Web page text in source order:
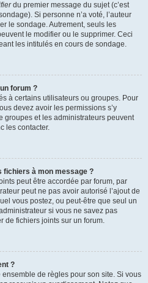
du premier message du sujet (c’est
Si personne n’a voté, l’auteur
le sondage. Autrement, seuls les
le modifier ou le supprimer. Ceci
les intitulés en cours de sondage.
forum ?
à certains utilisateurs ou groupes. Pour
devez avoir les permissions s’y
groupes et les administrateurs peuvent
les contacter.
fichiers à mon message ?
peut être accordée par forum, par
peut ne pas avoir autorisé l’ajout de
vous postez, ou peut-être que seul un
si vous ne savez pas
de fichiers joints sur un forum.
?
de règles pour son site. Si vous